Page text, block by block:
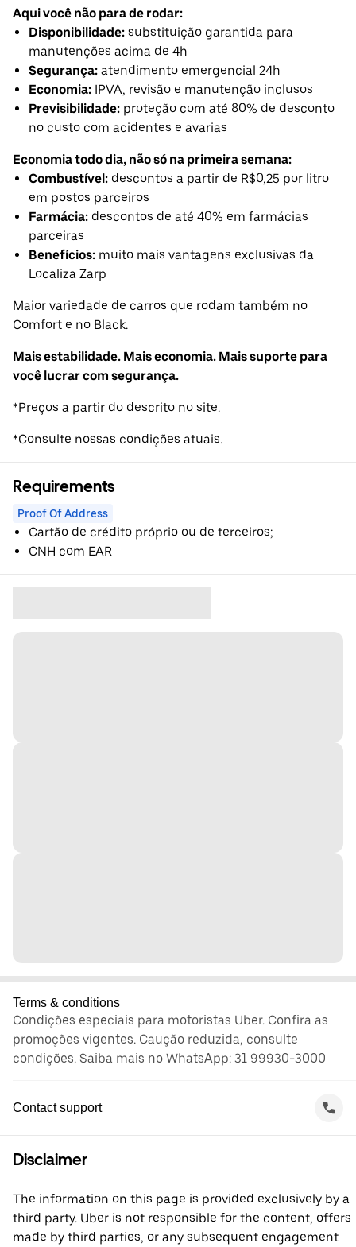
Aqui você não para de rodar:
Disponibilidade: substituição garantida para
manutenções acima de 4h
Segurança: atendimento emergencial 24h
Economia: IPVA, revisão e manutenção inclusos
Previsibilidade: proteção com até 80% de desconto
no custo com acidentes e avarias
Economia todo dia, não só na primeira semana:
Combustível: descontos a partir de R$0,25 por litro
em postos parceiros
Farmácia: descontos de até 40% em farmácias
parceiras
Benefícios: muito mais vantagens exclusivas da
Localiza Zarp
Maior variedade de carros que rodam também no
Comfort e no Black.
Mais estabilidade. Mais economia. Mais suporte para
você lucrar com segurança.
*Preços a partir do descrito no site.
*Consulte nossas condições atuais.
Requirements
Proof Of Address
Cartão de crédito próprio ou de terceiros;
CNH com EAR
Terms & conditions
Condições especiais para motoristas Uber. Confira as
promoções vigentes. Caução reduzida, consulte
condições. Saiba mais no WhatsApp: 31 99930-3000
Contact support
Disclaimer
The information on this page is provided exclusively by a
third party. Uber is not responsible for the content, offers
made by third parties, or any subsequent engagement